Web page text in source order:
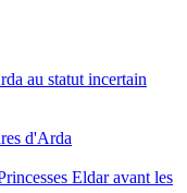
au statut incertain
d'Arda
Eldar avant les